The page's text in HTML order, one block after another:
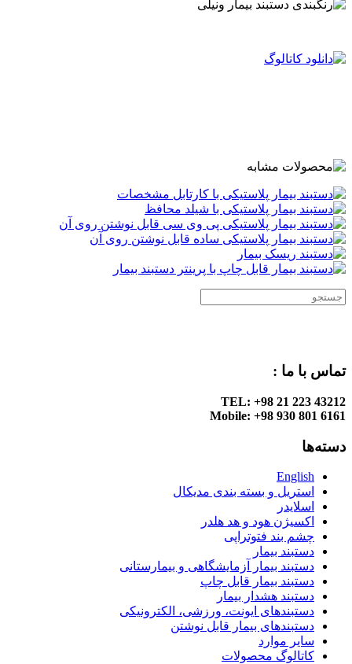
تماس با ما :
TEL: +98 21 223 43212
Mobile: +98 930 801 6161
دسته‌ها
English
استریل و بسته بندی مدیکال
اسلایدر
اکسیژن هود و هد هلدر
چشم بند فتوتراپی
دستبند بیمار
دستبند بیمار آزمایشگاهی و بیمارستانی
دستبند بیمار قابل چاپ
دستبند هشدار بیمار
دستبندهای ایونت، ورزشی، الکترونیکی
دستبندهای بیمار قابل نوشتن
سایر موارد
کاتالوگ محصولات